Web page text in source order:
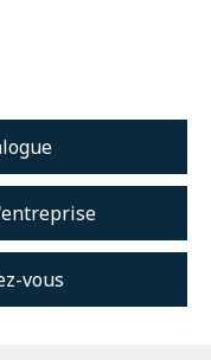
vous